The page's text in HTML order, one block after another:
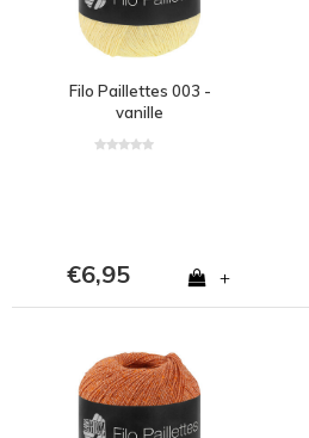
Filo Paillettes 003 -
vanille
€6,95 +